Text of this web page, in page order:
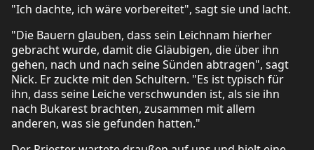
"Ich dachte, ich wäre vorbereitet", sagt sie und lacht.
"Die Bauern glauben, dass sein Leichnam hierher
gebracht wurde, damit die Gläubigen, die über ihn
gehen, nach und nach seine Sünden abtragen", sagt
Nick. Er zuckte mit den Schultern. "Es ist typisch für
ihn, dass seine Leiche verschwunden ist, als sie ihn
nach Bukarest brachten, zusammen mit allem
anderen, was sie gefunden hatten."